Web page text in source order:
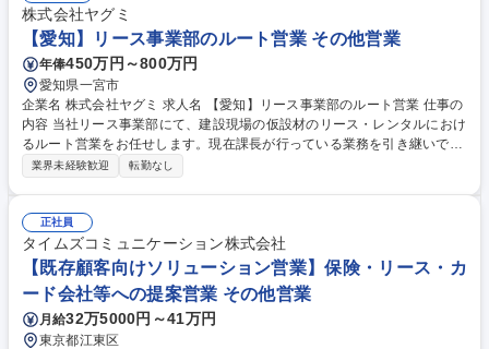
業成長をサポートします【入社後】現場でのOJT形式で、丁寧にフォロー
しますので、業界未経験でも安心の環境◎ 募集職種 【リース営業】業界
未経験◎/既存顧客メイン/飛込み営業なし!
株式会社ヤグミ
【愛知】リース事業部のルート営業 その他営業
年俸450万円～800万円
愛知県一宮市
企業名 株式会社ヤグミ 求人名 【愛知】リース事業部のルート営業 仕事の
内容 当社リース事業部にて、建設現場の仮設材のリース・レンタルにおけ
るルート営業をお任せします。現在課長が行っている業務を引き継いで頂
き、当面は既存のルート営業をお任せします。 【業務の流れ】 1.主に現
ます。在庫を管理し、対応可能な納期かどうかなども併せて確認し、見積
書を作成します。 3.発注書を作成し、納品日にお客様に対し納品の確認を
行います。 募集職種 【愛知】リース事業部のルート営業
業界未経験歓迎 転勤なし
正社員
タイムズコミュニケーション株式会社
【既存顧客向けソリューション営業】保険・リース・カ
ード会社等への提案営業 その他営業
月給32万5000円～41万円
東京都江東区